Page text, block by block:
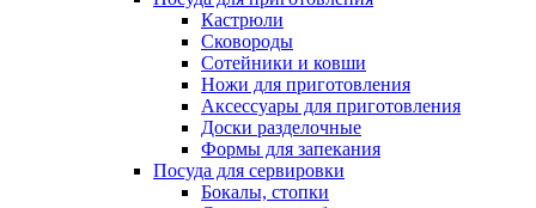
Кастрюли
Сковороды
Сотейники и ковши
Ножи для приготовления
Аксессуары для приготовления
Доски разделочные
Формы для запекания
Посуда для сервировки
Бокалы, стопки